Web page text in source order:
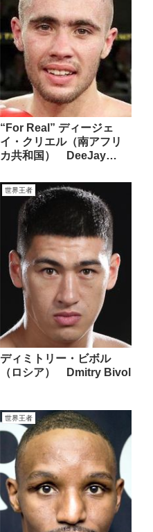
“For Real” ディージェ
イ・クリエル（南アフリ
カ共和国） DeeJay
世界王者
ディミトリー・ビボル
（ロシア） Dmitry Bivol
世界王者